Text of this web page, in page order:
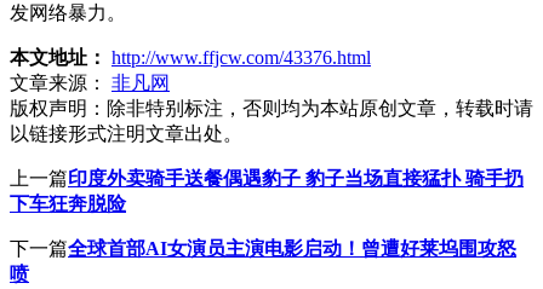
发网络暴力。
本文地址： http://www.ffjcw.com/43376.html
文章来源：
非凡网
版权声明： 除非特别标注，否则均为本站原创文章，转载时请
以链接形式注明文章出处。
上一篇印度外卖骑手送餐偶遇豹子 豹子当场直接猛扑 骑手扔
下车狂奔脱险
下一篇全球首部AI女演员主演电影启动！曾遭好莱坞围攻怒
喷